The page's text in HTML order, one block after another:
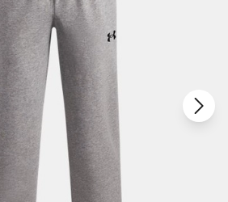
Giriş Yap
yeni misiniz?
Üye Olmadan Devam Et
Parolayı Yenile
Giriş Sayfasına Dön
Zaten hesabın var mı? Giriş yap